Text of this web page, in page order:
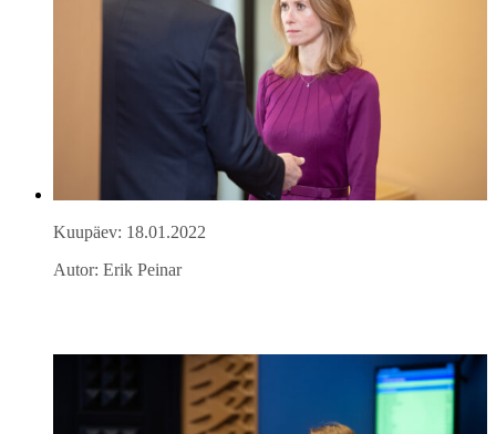
Kuupäev: 18.01.2022
Autor: Erik Peinar